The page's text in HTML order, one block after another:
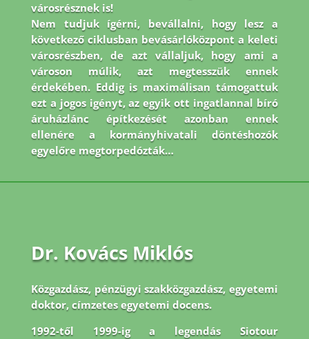
városrésznek is!
Nem tudjuk ígérni, bevállalni, hogy lesz a
következő ciklusban bevásárlóközpont a keleti
városrészben, de azt vállaljuk, hogy ami a
városon múlik, azt megtesszük ennek
érdekében. Eddig is maximálisan támogattuk
ezt a jogos igényt, az egyik ott ingatlannal bíró
áruházlánc építkezését azonban ennek
ellenére a kormányhivatali döntéshozók
egyelőre megtorpedózták…
Dr. Kovács Miklós
Közgazdász, pénzügyi szakközgazdász, egyetemi
doktor, címzetes egyetemi docens.
1992-től 1999-ig a legendás Siotour